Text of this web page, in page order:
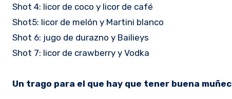
Shot 4: licor de coco y licor de café
Shot5: licor de melón y Martini blanco
Shot 6: jugo de durazno y Bailieys
Shot 7: licor de crawberry y Vodka
Un trago para el que hay que tener buena